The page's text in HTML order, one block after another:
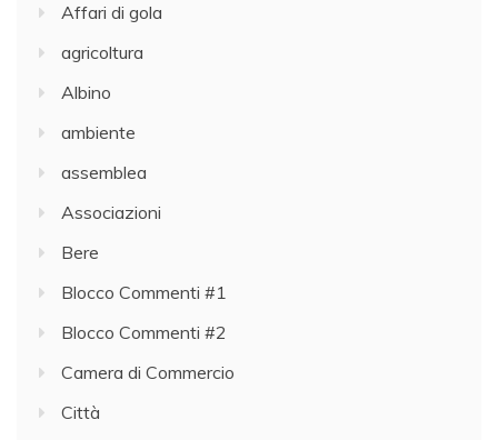
Affari di gola
agricoltura
Albino
ambiente
assemblea
Associazioni
Bere
Blocco Commenti #1
Blocco Commenti #2
Camera di Commercio
Città